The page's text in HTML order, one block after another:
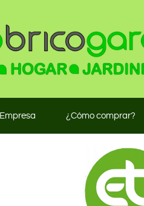
Empresa ¿Cómo comprar?